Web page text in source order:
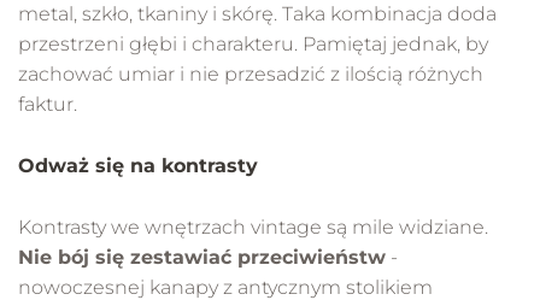
metal, szkło, tkaniny i skórę. Taka kombinacja doda
przestrzeni głębi i charakteru. Pamiętaj jednak, by
zachować umiar i nie przesadzić z ilością różnych
faktur.
Odważ się na kontrasty
Kontrasty we wnętrzach vintage są mile widziane.
Nie bój się zestawiać przeciwieństw -
nowoczesnej kanapy z antycznym stolikiem